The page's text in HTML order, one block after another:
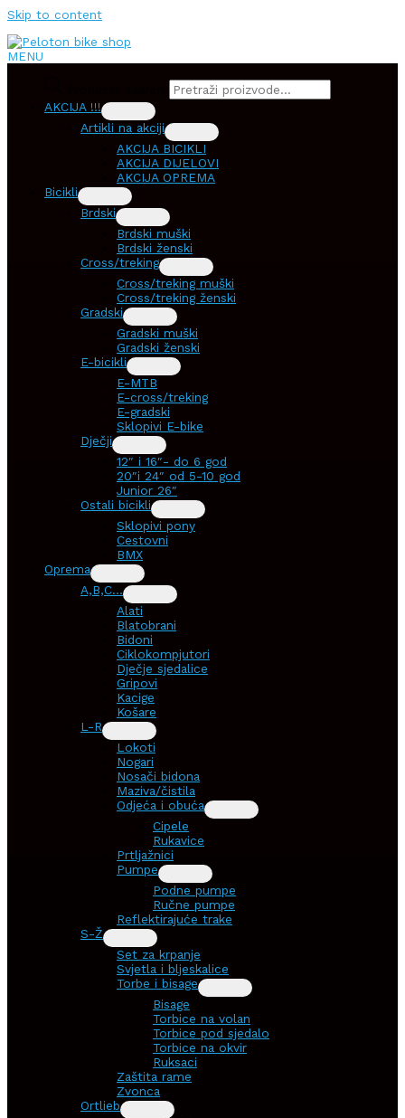
Skip to content
MENU
AKCIJA !!!
Artikli na akciji
AKCIJA BICIKLI
AKCIJA DIJELOVI
AKCIJA OPREMA
Bicikli
Brdski
Brdski muški
Brdski ženski
Cross/treking
Cross/treking muški
Cross/treking ženski
Gradski
Gradski muški
Gradski ženski
E-bicikli
E-MTB
E-cross/treking
E-gradski
Sklopivi E-bike
Dječji
12″ i 16″- do 6 god
20″i 24″ od 5-10 god
Junior 26″
Ostali bicikli
Sklopivi pony
Cestovni
BMX
Oprema
A,B,C…
Alati
Blatobrani
Bidoni
Ciklokompjutori
Dječje sjedalice
Gripovi
Kacige
Košare
L-R
Lokoti
Nogari
Nosači bidona
Maziva/čistila
Odjeća i obuća
Cipele
Rukavice
Prtljažnici
Pumpe
Podne pumpe
Ručne pumpe
Reflektirajuće trake
S-Ž
Set za krpanje
Svjetla i bljeskalice
Torbe i bisage
Bisage
Torbice na volan
Torbice pod sjedalo
Torbice na okvir
Ruksaci
Zaštita rame
Zvonca
Ortlieb